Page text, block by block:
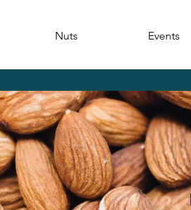
Nuts Events